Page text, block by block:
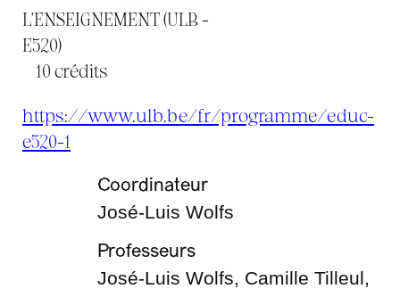
L'ENSEIGNEMENT (ULB -
E520)
10 crédits
https://www.ulb.be/fr/programme/educ-
e520-1
Coordinateur
José-Luis Wolfs
Professeurs
José-Luis Wolfs, Camille Tilleul,